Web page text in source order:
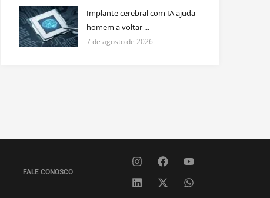
Implante cerebral com IA ajuda
homem a voltar ...
7 de agosto de 2026
FALE CONOSCO